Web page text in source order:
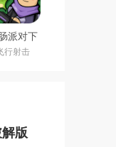
派对下
最新
版
行射击
版